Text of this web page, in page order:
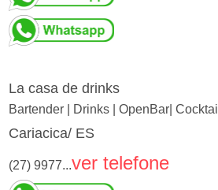
La casa de drinks
Bartender | Drinks | OpenBar| Cocktail
Cariacica/ ES
(27) 9977...ver telefone